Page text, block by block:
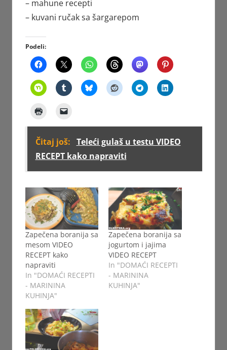
– mahune recepti
– kuvani ručak sa šargarepom
Podeli:
Čitaj još: Teleći gulaš u testu VIDEO
RECEPT kako napraviti
Zapečena boranija sa
mesom VIDEO
RECEPT kako
napraviti
In "DOMAĆI RECEPTI
- MARININA
KUHINJA"
Zapečena boranija sa
jogurtom i jajima
VIDEO RECEPT
In "DOMAĆI RECEPTI
- MARININA
KUHINJA"